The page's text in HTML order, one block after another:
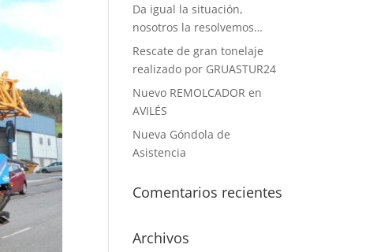
Da igual la situación,
nosotros la resolvemos…
Rescate de gran tonelaje
realizado por GRUASTUR24
Nuevo REMOLCADOR en
AVILÉS
Nueva Góndola de
Asistencia
Comentarios recientes
Archivos